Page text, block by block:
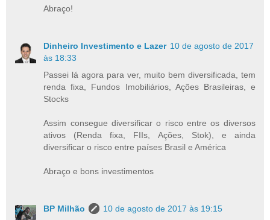
Abraço!
Dinheiro Investimento e Lazer 10 de agosto de 2017
às 18:33
Passei lá agora para ver, muito bem diversificada, tem
renda fixa, Fundos Imobiliários, Ações Brasileiras, e
Stocks
Assim consegue diversificar o risco entre os diversos
ativos (Renda fixa, FIIs, Ações, Stok), e ainda
diversificar o risco entre países Brasil e América
Abraço e bons investimentos
BP Milhão
10 de agosto de 2017 às 19:15